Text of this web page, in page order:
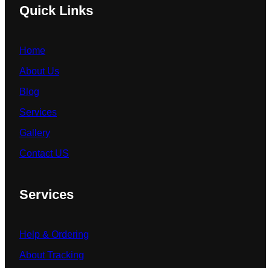
Quick Links
Home
About Us
Blog
Services
Gallery
Contact US
Services
Help & Ordering
About Tracking